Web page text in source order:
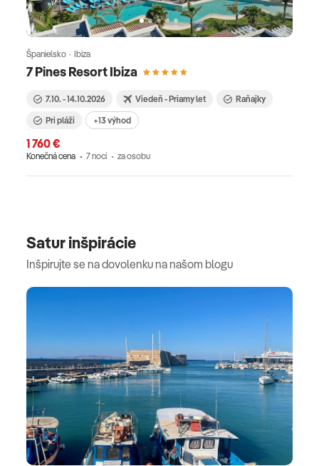
7 Pines Resort Ibiza
Španielsko · Ibiza
7.10. - 14.10.2026 Viedeň - Priamy let
Raňajky
Pri pláži
+13 výhod
1 760 €
Konečná cena 7 nocí za osobu
Satur inšpirácie
Inšpirujte se na dovolenku na našom blogu